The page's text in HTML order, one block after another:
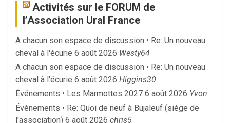
Activités sur le FORUM de
l’Association Ural France
A chacun son espace de discussion • Re: Un nouveau
cheval à l'écurie 6 août 2026 Westy64
A chacun son espace de discussion • Re: Un nouveau
cheval à l'écurie 6 août 2026 Higgins30
Événements • Les Marmottes 2027 6 août 2026 Yvon
Événements • Re: Quoi de neuf à Bujaleuf (siège de
l'association) 6 août 2026 chris5